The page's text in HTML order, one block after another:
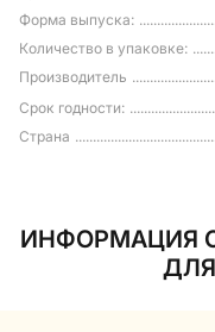
Форма выпуска:
Количество в упаковке:
Производитель
Срок годности:
Страна
ИНФОРМАЦИЯ